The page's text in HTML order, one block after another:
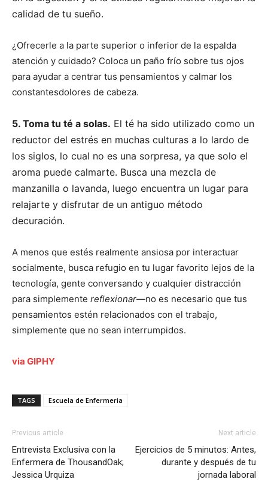
calidad de tu sueño.
¿Ofrecerle a la parte superior o inferior de la espalda
atención y cuidado? Coloca un paño frío sobre tus ojos
para ayudar a centrar tus pensamientos y calmar los
constantesdolores de cabeza.
5. Toma tu té a solas. El té ha sido utilizado como un
reductor del estrés en muchas culturas a lo lardo de
los siglos, lo cual no es una sorpresa, ya que solo el
aroma puede calmarte. Busca una mezcla de
manzanilla o lavanda, luego encuentra un lugar para
relajarte y disfrutar de un antiguo método
decuración.
A menos que estés realmente ansiosa por interactuar
socialmente, busca refugio en tu lugar favorito lejos de la
tecnología, gente conversando y cualquier distracción
para simplemente reflexionar—no es necesario que tus
pensamientos estén relacionados con el trabajo,
simplemente que no sean interrumpidos.
via GIPHY
TAGS Escuela de Enfermeria
Previous article
Entrevista Exclusiva con la
Enfermera de ThousandOak;
Jessica Urquiza
Next article
Ejercicios de 5 minutos: Antes,
durante y después de tu
jornada laboral